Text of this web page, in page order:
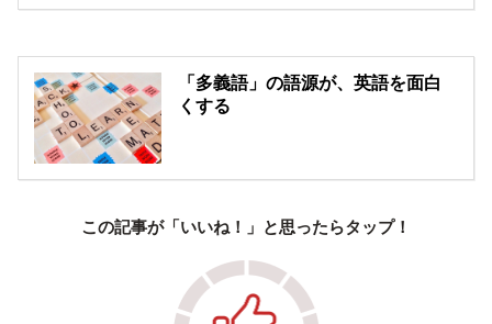
「多義語」の語源が、英語を面白
くする
この記事が「いいね！」と思ったらタップ！